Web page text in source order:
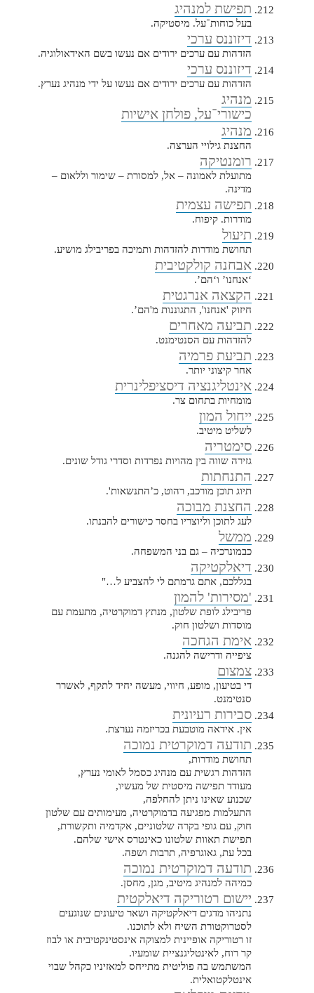
תפישת למנהיג
בעל כוחות־על. מיסטיקה.
דיזוננס ערכי
הזדהות עם ערכים ירודים אם נעשו בשם האידאולוגיה.
דיזוננס ערכי
הזדהות עם ערכים ירודים אם נעשו על ידי מנהיג נערץ.
מנהיג
כישורי־על, פולחן אישיות
מנהיג
החצנת גילויי הערצה.
רומנטיקה
מתועלת לאמונה – אל, למסורת – שימור וללאום –
מדינה.
תפישה עצמית
מודרות. קיפוח.
תיעול
תחושת מודרות להזדהות ותמיכה בפריבילג מושיע.
אבחנה קולקטיבית
‘אנחנו’ ו‘הם’.
הקצאה אנרגטית
חיזוק 'אנחנו', התגוננות מ'הם’.
תביעה מאחרים
להזדהות עם הסנטימנט.
תביעת פרמיה
אחר קיצוני יותר.
אינטליגנציה דיסציפלינרית
מומחיות בתחום צר.
ייחול המון
לשליט מיטיב.
סימטריה
גזירה שווה בין מהויות נפרדות וסדרי גודל שונים.
התנחתות
תיוג תוכן מורכב, רהוט, כ’התנשאות'.
החצנת מבוכה
לעג לתוכן וליוצריו בחסר כישורים להבנתו.
ממשל
כבמונרכיה – גם בני המשפחה.
דיאלקטיקה
בגללכם, אתם גרמתם לי להצביע ל…"
'מסירות' להמון
פריבילג לופת שלטון, מנתץ דמוקרטיה, מתעמת עם
מוסדות ושלטון חוק.
אימת הגחכה
ציפייה ודרישה להגנה.
צמצום
די בטיעון, מופע, חיווי, מעשה יחיד לתקף, לאשרר
סנטימנט.
סבירות רעיונית
אין. אידאה מוטבעת בכריזמה נערצת.
תודעה דמוקרטית נמוכה
תחושת מודרות,
הזדהות רגשית עם מנהיג כסמל לאומי נערץ,
מעודד תפישה מיסטית של מעשיו,
שכנוע שאינו ניתן להחלפה,
התעלמות מפגיעה בדמוקרטיה, מעימותים עם שלטון
חוק, עם גופי בקרה שלטוניים, אקדמיה ותקשורת,
תפישת תאוות שלטונו כאינטרס אישי שלהם.
בכל עת, גאוגרפיה, תרבות ושפה.
תודעה דמוקרטית נמוכה
כמיהה למנהיג מיטיב, מגן, מחסן.
יישום רטוריקה דיאלקטית
נתניהו מדגים דיאלקטיקה ושאר טיעונים שנוגעים
לסטרוקטורת השיח ולא לתוכנו.
זו רטוריקה אופיינית למצוקה אינסטינקטיבית או לבוז
קר רוח, לאינטליגנציית שומעיו.
המשתמש בה פוליטית מתייחס למאזיניו כקהל שבוי
אינטלקטואלית.